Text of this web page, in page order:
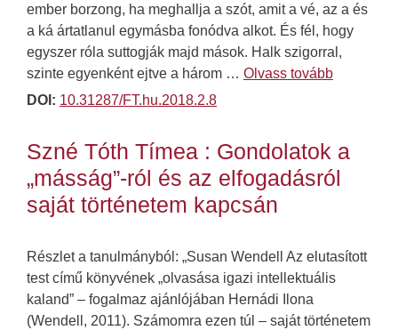
ember borzong, ha meghallja a szót, amit a vé, az a és
a ká ártatlanul egymásba fonódva alkot. És fél, hogy
egyszer róla suttogják majd mások. Halk szigorral,
szinte egyenként ejtve a három … Olvass tovább
DOI: 10.31287/FT.hu.2018.2.8
Szné Tóth Tímea : Gondolatok a
„másság”-ról és az elfogadásról
saját történetem kapcsán
Részlet a tanulmányból: „Susan Wendell Az elutasított
test című könyvének „olvasása igazi intellektuális
kaland” – fogalmaz ajánlójában Hernádi Ilona
(Wendell, 2011). Számomra ezen túl – saját történetem